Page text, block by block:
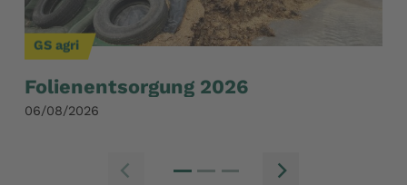
GS agri
Folienentsorgung 2026
06/08/2026